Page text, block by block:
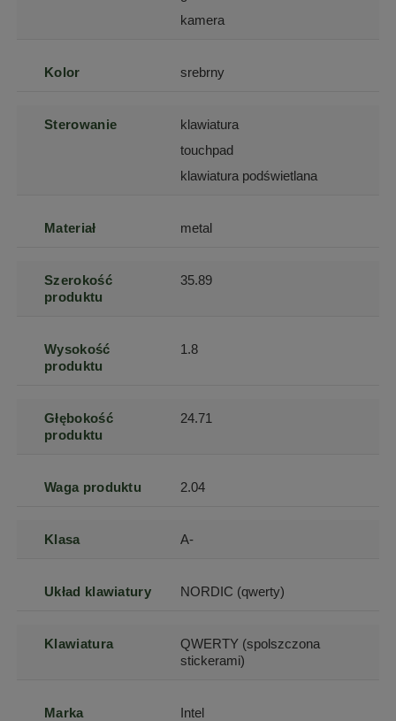
kamera
Kolor srebrny
Sterowanie
klawiatura
touchpad
klawiatura podświetlana
Materiał metal
Szerokość
produktu
35.89
Wysokość
produktu
1.8
Głębokość
produktu
24.71
Waga produktu 2.04
Klasa A-
Układ klawiatury NORDIC (qwerty)
Klawiatura
QWERTY (spolszczona
stickerami)
Marka
Intel